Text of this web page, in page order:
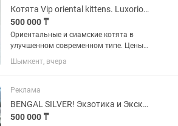
Котята Vip oriental kittens. Luxorio Katano
500 000 ₸
Ориентальные и сиамские котята в
улучшенном современном типе. Цены
уточняйте в личные сообщения. От 380
000 тг и дороже Котята открыты к
переезжают обработанные от...
Шымкент, вчера
Реклама
BENGAL SILVER! Экзотика и Эксклюзив! Котята - редкие окрасы
500 000 ₸